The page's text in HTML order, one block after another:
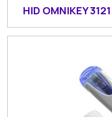
HID OMNIKEY